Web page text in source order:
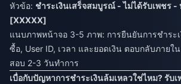
หัวข้อ: ชำระเงินเสร็จสมบูรณ์ - ไม่ได้รับเพชร -
[XXXXX]
แนบภาพหน้าจอ 3-5 ภาพ: การยืนยันการชำระ
ซื้อ, User ID, เวลา และยอดเงิน ตอบกลับภายใ
สอบ 2-3 วันทำการ
เบื่อกับปัญหาการชำระเงินล้มเหลวใช่ไหม? รับ